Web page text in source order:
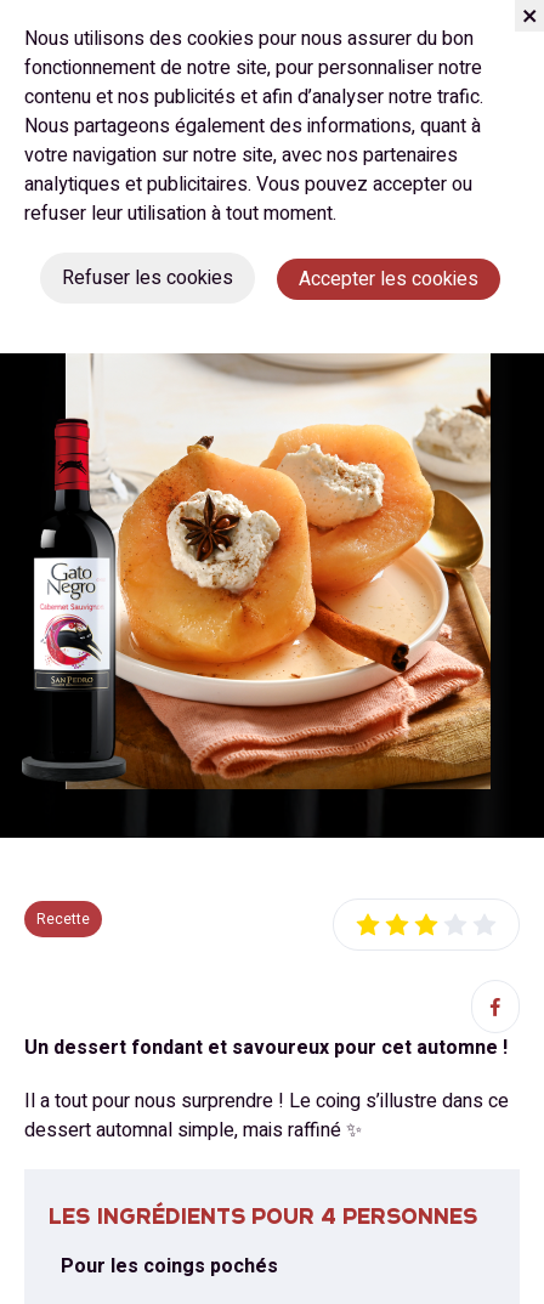
Novembre 2024
DÉLICE AUX COINGS ET AUX
ÉPICES
Recette
Un dessert fondant et savoureux pour cet automne !
Il a tout pour nous surprendre ! Le coing s’illustre dans ce
dessert automnal simple, mais raffiné ✨
LES INGRÉDIENTS POUR 4 PERSONNES
Pour les coings pochés
Nous utilisons des cookies pour nous assurer du bon
fonctionnement de notre site, pour personnaliser notre
contenu et nos publicités et afin d’analyser notre trafic.
Nous partageons également des informations, quant à
votre navigation sur notre site, avec nos partenaires
analytiques et publicitaires. Vous pouvez accepter ou
refuser leur utilisation à tout moment.
Refuser les cookies Accepter les cookies